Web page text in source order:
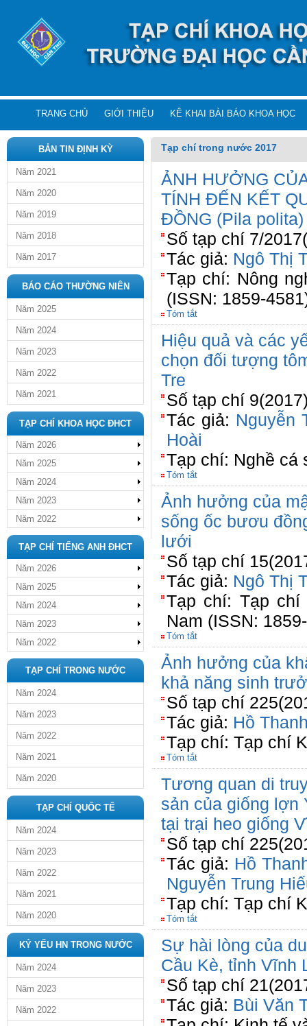
TRANG CHỦ GIỚI THIỆU KÊ KHAI BÀI BÁO KHOA HỌC
BẢN TIN ĐỊNH KỲ
Năm 2021
Năm 2020
Năm 2019
Năm 2018
Năm 2017
BÁO CÁO THƯỜNG NIÊN
Năm 2025
Năm 2024
Năm 2023
Năm 2022
Năm 2021
TẠP CHÍ KHOA HỌC ĐHCT
Năm 2026
Năm 2025
Năm 2024
Năm 2023
Năm 2022
TẠP CHÍ TIẾNG ANH ĐHCT
Năm 2026
Năm 2025
Năm 2024
Năm 2023
Năm 2022
TẠP CHÍ TRONG NƯỚC
Năm 2024
Năm 2023
Năm 2022
Năm 2021
Năm 2020
TẠP CHÍ QUỐC TẾ
Năm 2024
Năm 2023
Năm 2022
Năm 2021
Năm 2020
KỶ YẾU HN TRONG NƯỚC
Năm 2024
Năm 2023
Năm 2022
Tạp chí trong nước 2017
ẢNH HƯỞNG
TÍNH ĐẾN KẾT
ĐỒNG (Pila polita)
Số tạp chí 7/
Tác giả: Ngô Thị
Tạp chí: Nông
(ISSN: 1859-
Tóm tắt
Hiệu quả và các
chọn đối tượng
Tre
Số tạp chí
Tác giả: Nguyễn
Hoài
Tạp chí: Nghề cá
Tóm tắt
Ảnh hưởng của
sống ốc bươu
lưới
Số tạp chí
Tác giả: Ngô Thị
Tạp chí: Tạp chí
Nam (ISSN:
Tóm tắt
Ảnh hưởng của
khả năng sinh
Số tạp chí
Tác giả: Hồ
Tạp chí: Tạp chí
Tóm tắt
Tương quan di
sản của giống lợn
tại trại heo giống
Số tạp chí
Tác giả: Hồ
Nguyễn Trung
Tạp chí: Tạp chí
Tóm tắt
Sự hài lòng của
Cầu Kè, tỉnh Vĩnh
Số tạp chí
Tác giả: Bùi Văn